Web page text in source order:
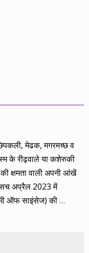
मेढक, मगरमच्छ व
के रीढ़वाले या कशेरुकी
क्षमता वाली अपनी आंखें
सच अप्रैल 2023 में
ऑफ साइंसेज) की…